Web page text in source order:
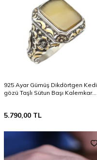
925 Ayar Gümüş Dikdörtgen Kedi
gözü Taşlı Sütun Başı Kalemkar
5.790,00 TL